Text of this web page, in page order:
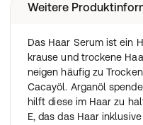
Weitere
Das Haar Serum ist ein
krause und trockene
neigen häufig zu
Cacayöl. Arganöl
hilft diese im Haar zu
E, das das Haar